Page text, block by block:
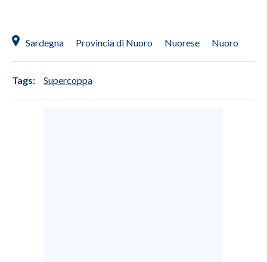
Sardegna Provincia di Nuoro Nuorese Nuoro
Tags: Supercoppa